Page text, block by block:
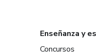
Enseñanza y
Concursos